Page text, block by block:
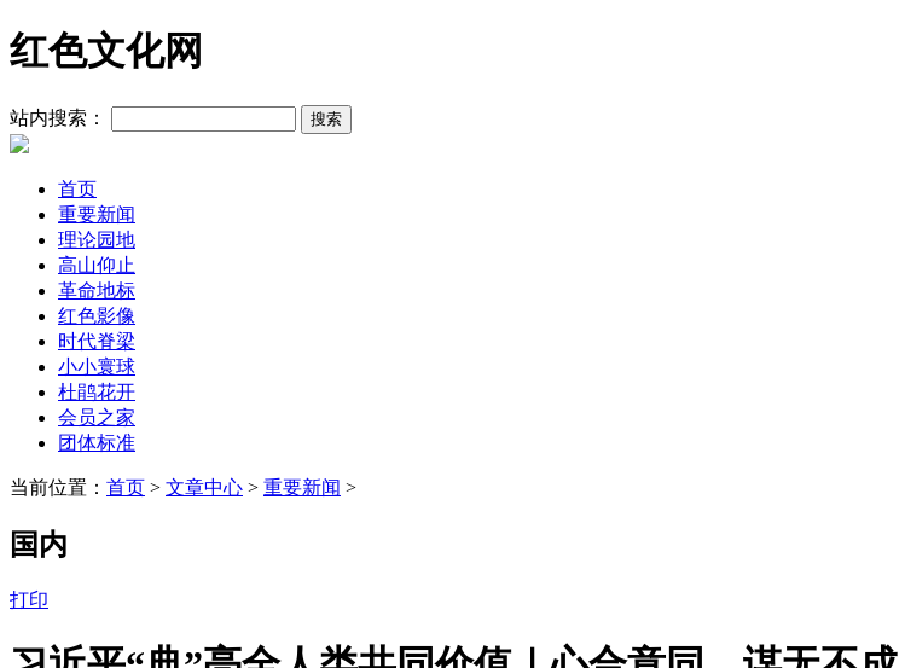
红色文化网
站内搜索：
首页
重要新闻
理论园地
高山仰止
革命地标
红色影像
时代脊梁
小小寰球
杜鹃花开
会员之家
团体标准
当前位置： 首页 > 文章中心 > 重要新闻 >
国内
打印